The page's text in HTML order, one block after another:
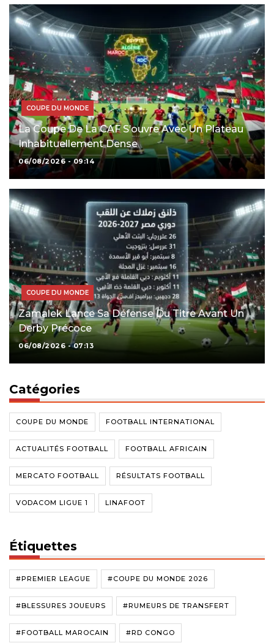
COUPE DU MONDE
La Coupe De La CAF S’ouvre Avec Un Plateau
Inhabituellement Dense
06/08/2026 - 09:14
COUPE DU MONDE
Zamalek Lance Sa Défense Du Titre Avant Un
Derby Précoce
06/08/2026 - 07:13
Catégories
COUPE DU MONDE FOOTBALL INTERNATIONAL
ACTUALITÉS FOOTBALL FOOTBALL AFRICAIN
MERCATO FOOTBALL RÉSULTATS FOOTBALL
VODACOM LIGUE 1 LINAFOOT
Étiquettes
#PREMIER LEAGUE #COUPE DU MONDE 2026
#BLESSURES JOUEURS #RUMEURS DE TRANSFERT
#FOOTBALL MAROCAIN #RD CONGO